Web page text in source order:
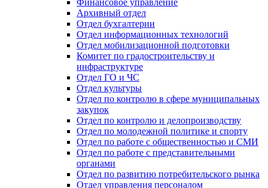
Архивный отдел
Отдел бухгалтерии
Отдел информационных технологий
Отдел мобилизационной подготовки
Комитет по градостроительству и
инфраструктуре
Отдел ГО и ЧС
Отдел культуры
Отдел по контролю в сфере муниципальных
закупок
Отдел по контролю и делопроизводству
Отдел по молодежной политике и спорту
Отдел по работе с общественностью и СМИ
Отдел по работе с представительными
органами
Отдел по развитию потребительского рынка
Отдел управления персоналом